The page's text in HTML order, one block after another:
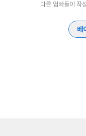
다른 엄빠들이 작
베